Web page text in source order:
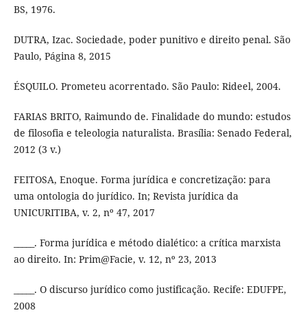
BS, 1976.
DUTRA, Izac. Sociedade, poder punitivo e direito penal. São
Paulo, Página 8, 2015
ÉSQUILO. Prometeu acorrentado. São Paulo: Rideel, 2004.
FARIAS BRITO, Raimundo de. Finalidade do mundo: estudos
de filosofia e teleologia naturalista. Brasília: Senado Federal,
2012 (3 v.)
FEITOSA, Enoque. Forma jurídica e concretização: para
uma ontologia do jurídico. In; Revista jurídica da
UNICURITIBA, v. 2, nº 47, 2017
_____. Forma jurídica e método dialético: a crítica marxista
ao direito. In: Prim@Facie, v. 12, nº 23, 2013
_____. O discurso jurídico como justificação. Recife: EDUFPE,
2008